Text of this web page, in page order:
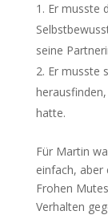
Er musste
seine
Er musste
hatte.
Für Martin
einfach, aber
Frohen
Verhalten